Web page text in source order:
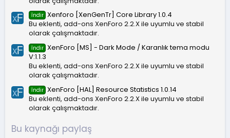
İndir Xenforo [XenGenTr] Core Library 1.0.4
Bu eklenti, add-ons XenForo 2.2.X ile uyumlu ve stabil
olarak çalışmaktadır.
İndir XenForo [MS] - Dark Mode / Karanlık tema modu
V:1.1.3
Bu eklenti, add-ons XenForo 2.2.X ile uyumlu ve stabil
olarak çalışmaktadır.
İndir XenForo [HAL] Resource Statistics 1.0.14
Bu eklenti, add-ons XenForo 2.2.X ile uyumlu ve stabil
olarak çalışmaktadır.
Bu kaynağı paylaş